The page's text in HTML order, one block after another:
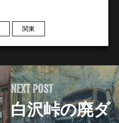
関東
NEXT POST
白沢峠の廃ダ